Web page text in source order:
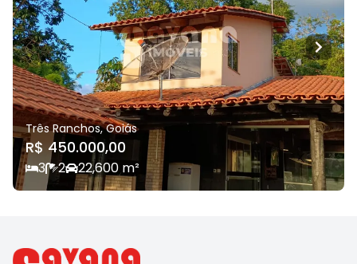
Três Ranchos,Goiás
R$ 450.000,00
3 2 22,600 m²